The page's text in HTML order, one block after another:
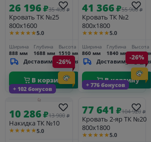
26 196₽35 400 ₽
Кровать ТК №25
800х1600
★★★★★5.0
Ширина
888 мм
Глубина
1688 мм
Высота
1510 мм
Доставим_за_3_дня
В корзину
41 366₽55 900 ₽
Кровать ТК №2
800х1800
★★★★★5.0
Ширина
860 мм
Глубина
1840 мм
Высота
1130 мм
Доставим_за_3_дня
В корзину
+ 102 бонусов
-26%
10 286₽13 900 ₽
Накидка ТК №10
★★★★★5.0
+ 776 бонусов
-26%
77 641 ₽104 920 ₽
Кровать 2-яр ТК №20
800х1800
★★★★★5.0